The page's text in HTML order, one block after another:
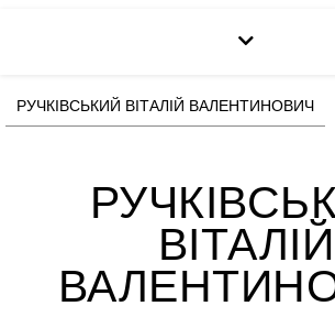
РУЧКІВСЬКИЙ ВІТАЛІЙ ВАЛЕНТИНОВИЧ
ВІТАЛІЙ